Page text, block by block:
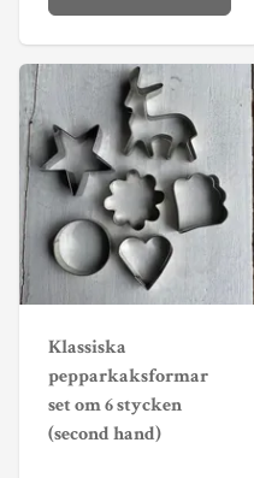
Klassiska
pepparkaksformar
set om 6 stycken
(second hand)